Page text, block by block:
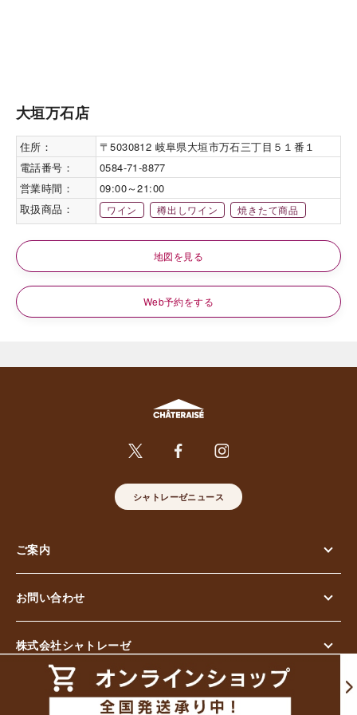
大垣万石店
住所：
〒5030812 岐阜県大垣市万石三丁目５１番１
電話番号：
0584-71-8877
営業時間：
09:00～21:00
取扱商品：
ワイン 樽出しワイン 焼きたて商品
地図を見る
Web予約をする
シャトレーゼニュース
ご案内
お問い合わせ
株式会社シャトレーゼ
© Chateraise Co.,Ltd. All Rights Reserved.